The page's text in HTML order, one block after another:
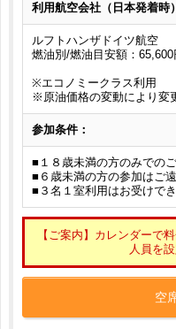
利用航空会社（日本発着時
ルフトハンザドイツ航空
燃油別/燃油目安額：65,600
※エコノミークラス利用
※原油価格の変動により変
参加条件：
■１８歳未満の方のみでの
■６歳未満の方の参加はご遠
■３名１室利用はお受けでき
【ご案内】カレンダーで
人員を
空